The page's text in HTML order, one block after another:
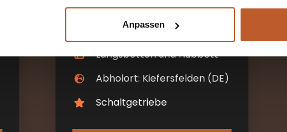
Anpassen
Längsbetten und Hubbett
Abholort: Kiefersfelden (DE)
Schaltgetriebe